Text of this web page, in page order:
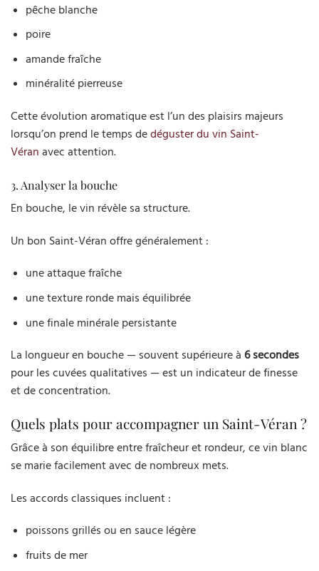
pêche blanche
poire
amande fraîche
minéralité pierreuse
Cette évolution aromatique est l’un des plaisirs majeurs
lorsqu’on prend le temps dedéguster du vin Saint-
Véran avec attention.
3. Analyser la bouche
En bouche, le vin révèle sa structure.
Un bon Saint-Véran offre généralement :
une attaque fraîche
une texture ronde mais équilibrée
une finale minérale persistante
La longueur en bouche — souvent supérieure à 6 secondes
pour les cuvées qualitatives — est un indicateur de finesse
et de concentration.
Quels plats pour accompagner un Saint-Véran ?
Grâce à son équilibre entre fraîcheur et rondeur, ce vin blanc
se marie facilement avec de nombreux mets.
Les accords classiques incluent :
poissons grillés ou en sauce légère
fruits de mer